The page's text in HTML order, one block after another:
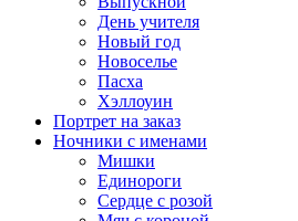
День учителя
Новый год
Новоселье
Пасха
Хэллоуин
Портрет на заказ
Ночники с именами
Мишки
Единороги
Сердце с розой